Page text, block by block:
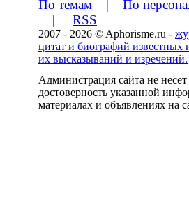
По темам | По
| RSS
2007 - 2026 © Aphorisme.ru -
цитат и биографий известных
их высказываний и изречений.
Администрация сайта не несет
достоверность указанной
материалах и объявлениях на